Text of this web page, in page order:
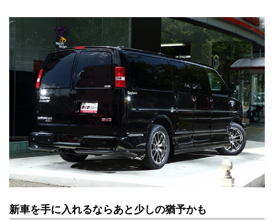
新車を手に入れるならあと少しの猶予かも